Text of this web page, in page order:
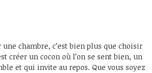
une chambre, c’est bien plus que choisir
créer un cocon où l’on se sent bien, un
et qui invite au repos. Que vous soyez